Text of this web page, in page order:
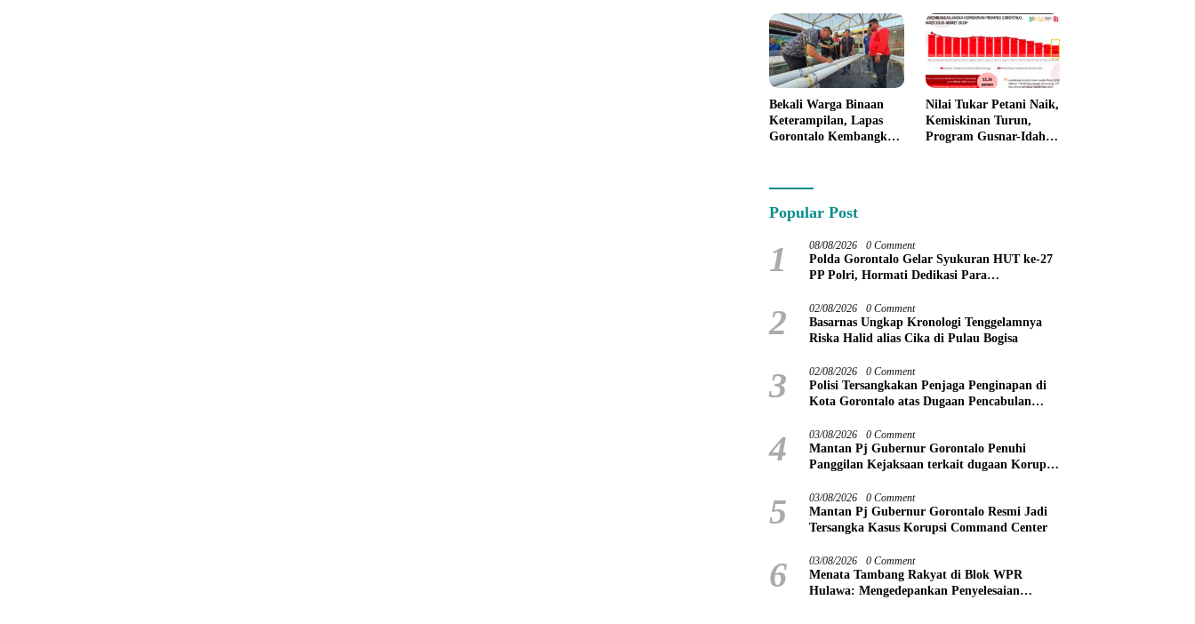
Bekali Warga Binaan
Keterampilan, Lapas
Gorontalo Kembangkan
Nilai Tukar Petani Naik,
Kemiskinan Turun,
Program Gusnar-Idah
Popular Post
1 08/08/2026 0 Comment
Polda Gorontalo Gelar Syukuran HUT ke-27
PP Polri, Hormati Dedikasi Para
2 02/08/2026 0 Comment
Basarnas Ungkap Kronologi Tenggelamnya
Riska Halid alias Cika di Pulau Bogisa
3 02/08/2026 0 Comment
Polisi Tersangkakan Penjaga Penginapan di
Kota Gorontalo atas Dugaan Pencabulan
4 03/08/2026 0 Comment
Mantan Pj Gubernur Gorontalo Penuhi
Panggilan Kejaksaan terkait dugaan Korupsi
5 03/08/2026 0 Comment
Mantan Pj Gubernur Gorontalo Resmi Jadi
Tersangka Kasus Korupsi Command Center
6 03/08/2026 0 Comment
Menata Tambang Rakyat di Blok WPR
Hulawa: Mengedepankan Penyelesaian